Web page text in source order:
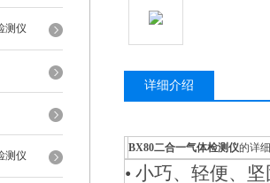
测仪
测仪
详细介绍
BX80二合一气体检测仪的详
• 小巧、轻便、